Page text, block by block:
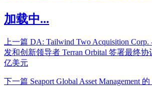
加载中...
上一篇 DA: Tailwind Two Acquisition
发和创新领导者 Terran Orbital 签署最终
亿美元
下一篇 Seaport Global Asset Management